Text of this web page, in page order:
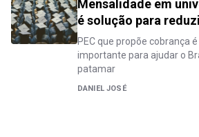
Mensalidade em
é solução para
PEC que propõe cobrança
importante para ajudar o
patamar
DANIEL JOSÉ